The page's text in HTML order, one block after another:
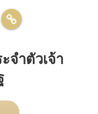
จำตัวเจ้า